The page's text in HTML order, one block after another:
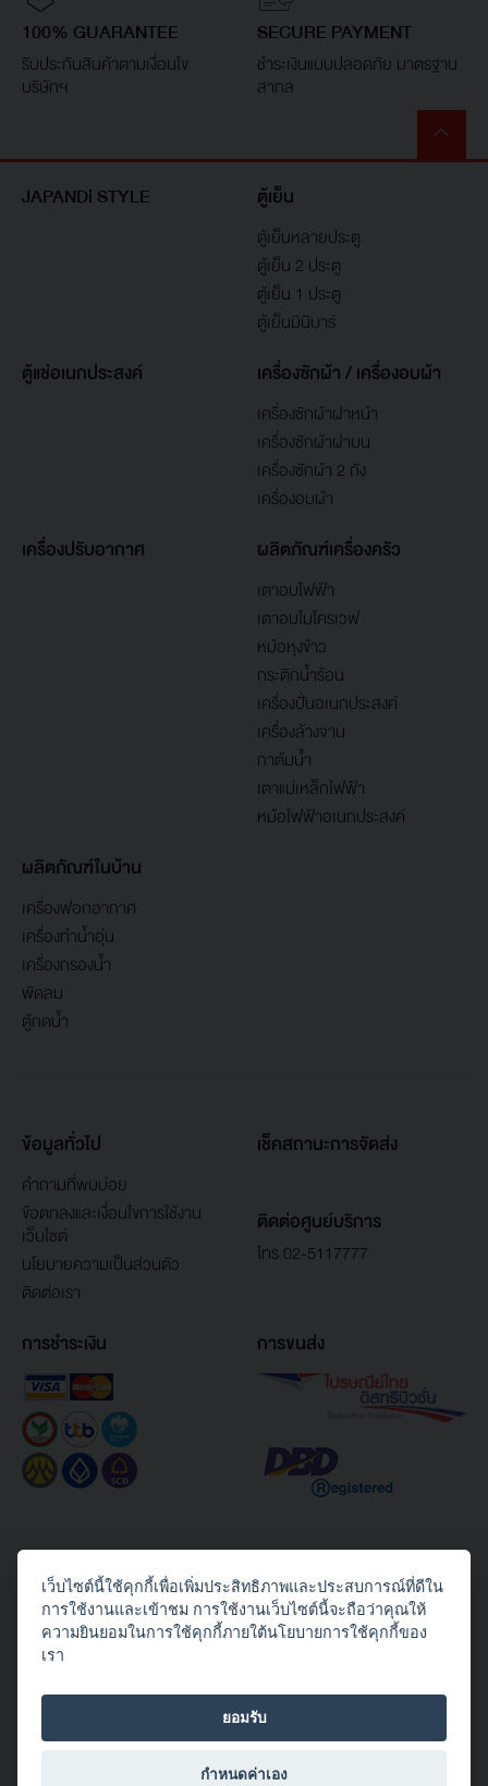
100% GUARANTEE
รับประกันสินค้าตามเงื่อนไข
บริษัทฯ
SECURE PAYMENT
ชำระเงินแบบปลอดภัย มาตรฐาน
สากล
JAPANDi STYLE ตู้เย็น
ตู้เย็นหลายประตู
ตู้เย็น 2 ประตู
ตู้เย็น 1 ประตู
ตู้เย็นมินิบาร์
ตู้แช่อเนกประสงค์ เครื่องซักผ้า / เครื่องอบผ้า
เครื่องซักผ้าฝาหน้า
เครื่องซักผ้าฝาบน
เครื่องซักผ้า 2 ถัง
เครื่องอบผ้า
เครื่องปรับอากาศ ผลิตภัณฑ์เครื่องครัว
เตาอบไฟฟ้า
เตาอบไมโครเวฟ
หม้อหุงข้าว
กระติกน้ำร้อน
เครื่องปั่นอเนกประสงค์
เครื่องล้างจาน
กาต้มน้ำ
เตาแม่เหล็กไฟฟ้า
หม้อไฟฟ้าอเนกประสงค์
ผลิตภัณฑ์ในบ้าน
เครื่องฟอกอากาศ
เครื่องทำน้ำอุ่น
เครื่องกรองน้ำ
พัดลม
ตู้กดน้ำ
ข้อมูลทั่วไป
คำถามที่พบบ่อย
ข้อตกลงและเงื่อนไขการใช้งาน
เว็บไซต์
นโยบายความเป็นส่วนตัว
ติดต่อเรา
เช็คสถานะการจัดส่ง
ติดต่อศูนย์บริการ
โทร 02-5117777
การชำระเงิน การขนส่ง
Copyright© 2026 Toshiba Thailand Co., Ltd. All Rights Reserved.
เว็บไซต์นี้ใช้คุกกี้เพื่อเพิ่มประสิทธิภาพและประสบการณ์ที่ดีใน
การใช้งานและเข้าชม การใช้งานเว็บไซต์นี้จะถือว่าคุณให้
ความยินยอมในการใช้คุกกี้ภายใต้นโยบายการใช้คุกกี้ของ
เรา
ยอมรับ
กำหนดค่าเอง